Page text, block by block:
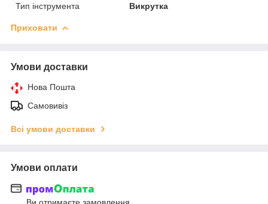
Тип інструмента
Викрутка
Приховати
Умови доставки
Нова Пошта
Самовивіз
Всі умови доставки
Умови оплати